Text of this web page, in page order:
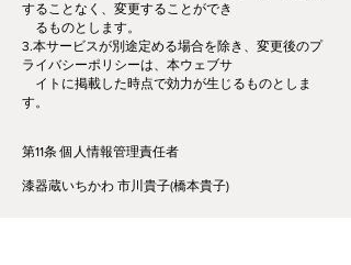
することなく、変更することができ
るものとします。
3.本サービスが別途定める場合を除き、変更後のプ
ライバシーポリシーは、本ウェブサ
イトに掲載した時点で効力が生じるものとしま
す。
第11条 個人情報管理責任者
漆器蔵いちかわ 市川貴子(橋本貴子)